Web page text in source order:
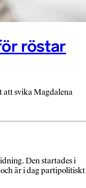
röstar
att svika Magdalena
Den startades i
är i dag partipolitiskt